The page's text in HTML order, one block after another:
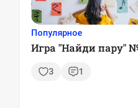
Популярное
Игра "Найди пару"
3 1